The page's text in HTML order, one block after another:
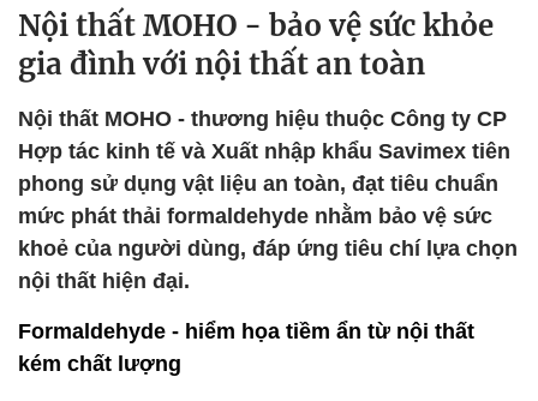
Nội thất MOHO - bảo vệ sức khỏe
gia đình với nội thất an toàn
Nội thất MOHO - thương hiệu thuộc Công ty CP
Hợp tác kinh tế và Xuất nhập khẩu Savimex tiên
phong sử dụng vật liệu an toàn, đạt tiêu chuẩn
mức phát thải formaldehyde nhằm bảo vệ sức
khoẻ của người dùng, đáp ứng tiêu chí lựa chọn
nội thất hiện đại.
Formaldehyde - hiểm họa tiềm ẩn từ nội thất
kém chất lượng